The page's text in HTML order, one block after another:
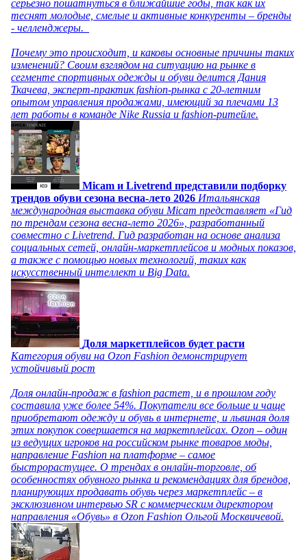
серьезно пошатнуться в ближайшие годы, так как их
теснят молодые, смелые и активные конкуренты – бренды
- челленджеры.
Почему это происходит, и каковы основные причины таких
изменений? Своим взглядом на ситуацию на рынке в
сегменте спортивных одежды и обуви делится Дания
Ткачева, эксперт-практик fashion-рынка с 20-летним
опытом управления продажами, имеющий за плечами 13
лет работы в команде Nike Russia и fashion-ритейле.
Micam и Livetrend представили подборку
трендов обуви сезона весна-лето 2026 Итальянская
международная выставка обуви Micam представляет «Гид
по трендам сезона весна-лето 2026», разработанный
совместно с Livetrend. Гид разработан на основе анализа
социальных сетей, онлайн-маркетплейсов и модных показов,
а также с помощью новых технологий, таких как
искусственный интеллект и Big Data.
Доля маркетплейсов будет расти
Категория обуви на Ozon Fashion демонстрирует
устойчивый рост
Доля онлайн-продаж в fashion растет, и в прошлом году
составила уже более 54%. Покупатели все больше и чаще
приобретают одежду и обувь в интернете, и львиная доля
этих покупок совершается на маркетплейсах. Ozon – один
из ведущих игроков на российском рынке товаров моды,
направление Fashion на платформе – самое
быстрорастущее. О трендах в онлайн-торговле, об
особенностях обувного рынка и рекомендациях для брендов,
планирующих продавать обувь через маркетплейс – в
эксклюзивном интервью SR с коммерческим директором
направления «Обувь» в Ozon Fashion Ольгой Москвичевой.